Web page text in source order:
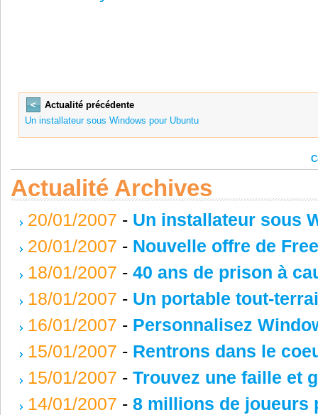
<
Actualité précédente
Un installateur sous Windows pour Ubuntu
Actualité Archives
20/01/2007 - Un installateur sous
20/01/2007 - Nouvelle offre de Free
18/01/2007 - 40 ans de prison à
18/01/2007 - Un portable tout-
16/01/2007 - Personnalisez
15/01/2007 - Rentrons dans le
15/01/2007 - Trouvez une faille et
14/01/2007 - 8 millions de joueurs